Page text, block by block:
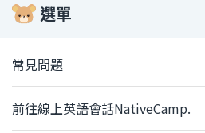
選單
常見問題
前往線上英語會話NativeCamp.